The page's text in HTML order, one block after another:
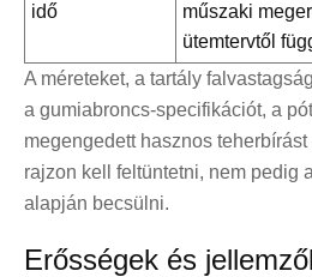
idő
műszaki
ütemtervtől
A méreteket, a tartály
a gumiabroncs-specifikációt, a
megengedett hasznos
rajzon kell feltüntetni, nem pedig
alapján becsülni.
Erősségek és